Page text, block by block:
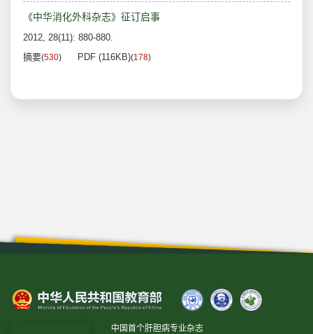
《中华消化外科杂志》征订启事
2012, 28(11): 880-880.
摘要(530) PDF (116KB)(178)
中国首个肝胆病专业杂志